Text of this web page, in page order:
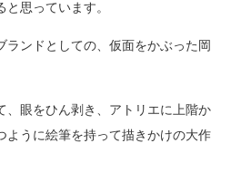
思っています。
ンドとしての、仮面をかぶった岡
眼をひん剥き、アトリエに上階か
ように絵筆を持って描きかけの大作